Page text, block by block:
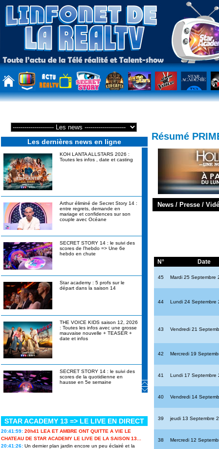
Les dernières news en ligne
KOH LANTA ALLSTARS 2026 :
Toutes les infos , date et casting
Arthur éliminé de Secret Story 14 :
entre regrets, demande en
mariage et confidences sur son
couple avec Océane
SECRET STORY 14 : le suivi des
scores de l'hebdo => Une 6e
hebdo en chute
Star academy : 5 profs sur le
départ dans la saison 14
THE VOICE KIDS saison 12, 2026
: Toutes les infos avec une grosse
mauvaise nouvelle + TEASER +
date et infos
SECRET STORY 14 : le suivi des
scores de la quotidienne en
hausse en 5e semaine
suis pas à l'abri que tout s'arrête »
: Helena évoque son succès avec
lucidité
STAR ACADEMY 13 => LE LIVE EN DIRECT
20:41:59: 20h41 LEA ET AMBRE ONT QUITTE A VIE LE
CHATEAU DE STAR ACADEMY LE LIVE DE LA SAISON 13...
20:41:26: Un dernier plan jardin encore un peu éclairé et la
Résumé
News / Presse /
N° Date
45 Mardi 25 Septembre
44 Lundi 24 Septembre
43 Vendredi 21
42 Mercredi 19
41 Lundi 17 Septembre
40 Vendredi 14
39 jeudi 13 Septembre
38 Mercredi 12